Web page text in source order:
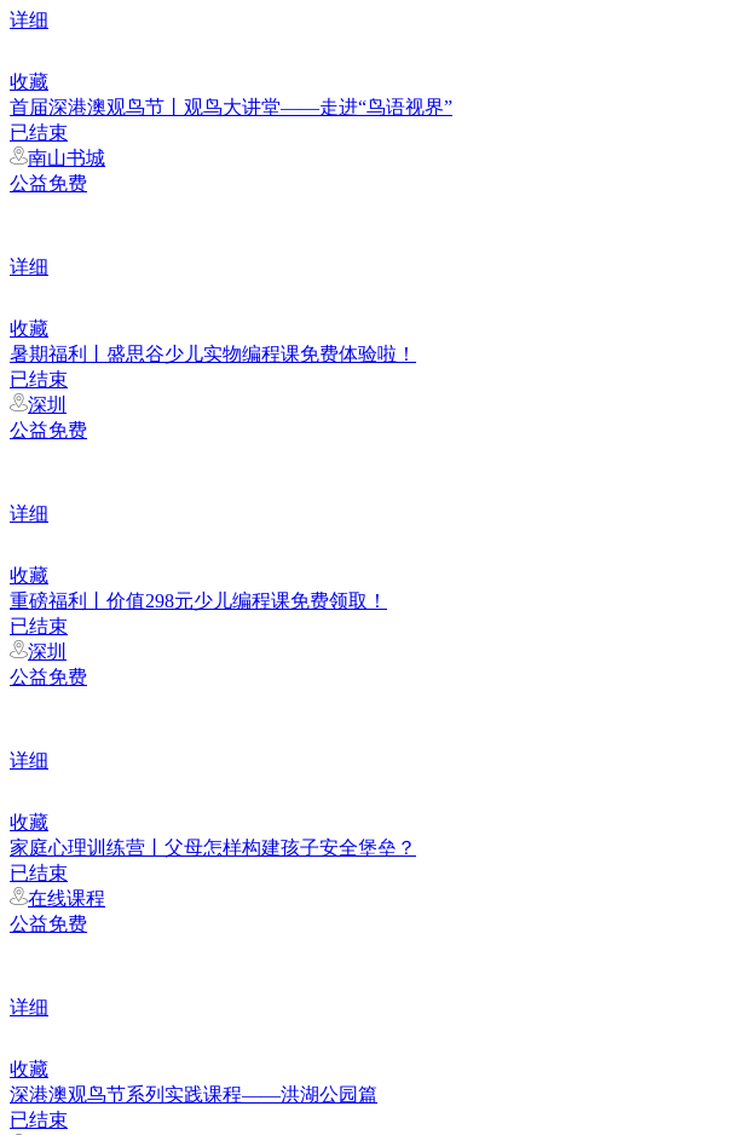
详细
收藏
首届深港澳观鸟节丨观鸟大讲堂——走进“鸟语视界”
已结束
南山书城
公益免费
详细
收藏
暑期福利丨盛思谷少儿实物编程课免费体验啦！
已结束
深圳
公益免费
详细
收藏
重磅福利丨价值298元少儿编程课免费领取！
已结束
深圳
公益免费
详细
收藏
家庭心理训练营丨父母怎样构建孩子安全堡垒？
已结束
在线课程
公益免费
详细
收藏
深港澳观鸟节系列实践课程——洪湖公园篇
已结束